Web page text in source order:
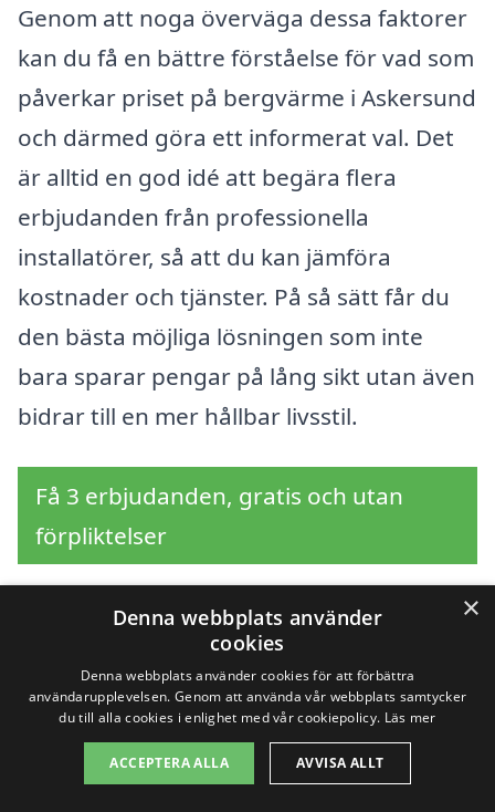
Genom att noga överväga dessa faktorer
kan du få en bättre förståelse för vad som
påverkar priset på bergvärme i Askersund
och därmed göra ett informerat val. Det
är alltid en god idé att begära flera
erbjudanden från professionella
installatörer, så att du kan jämföra
kostnader och tjänster. På så sätt får du
den bästa möjliga lösningen som inte
bara sparar pengar på lång sikt utan även
bidrar till en mer hållbar livsstil.
Få 3 erbjudanden, gratis och utan
förpliktelser
Sök efter en
professionell för
bergvärme i andra
×
Denna webbplats använder
cookies
Denna webbplats använder cookies för att förbättra
användarupplevelsen. Genom att använda vår webbplats samtycker
du till alla cookies i enlighet med vår cookiepolicy. Läs mer
ACCEPTERA ALLA AVVISA ALLT